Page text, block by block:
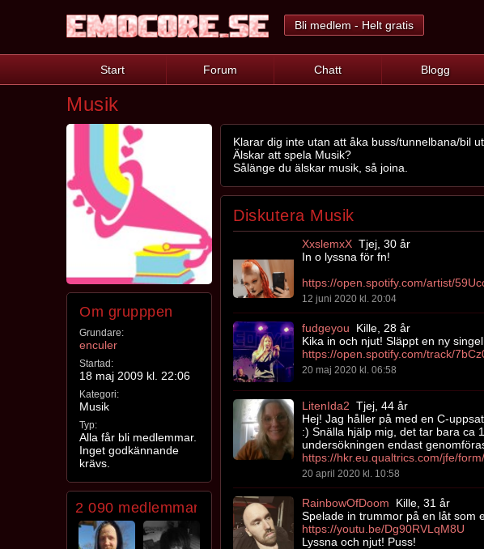
Bli medlem - Helt gratis
Start Forum Chatt Blogg
Musik
Om grupppen
Grundare:
enculer
Startad:
18 maj 2009 kl. 22:06
Kategori:
Musik
Typ:
Alla får bli medlemmar.
Inget godkännande
krävs.
2 090 medlemmar
Klarar dig inte utan att åka buss/tunnelbana/bil
Älskar att spela Musik?
Sålänge du älskar musik, så joina.
Diskutera Musik
XxslemxX Tjej, 30 år
In o lyssna för fn!
12 juni 2020 kl. 20:04
fudgeyou
Kille, 28 år
Kika in och njut! Släppt en ny
20 maj 2020 kl. 06:58
LitenIda2 Tjej, 44 år
Hej! Jag håller på med en C-
:) Snälla hjälp mig, det tar bara ca
undersökningen endast
20 april 2020 kl. 10:58
RainbowOfDoom
Kille, 31 år
Spelade in trummor på en låt som
https://youtu.be/Dg90RVLqM8U
Lyssna och njut! Puss!